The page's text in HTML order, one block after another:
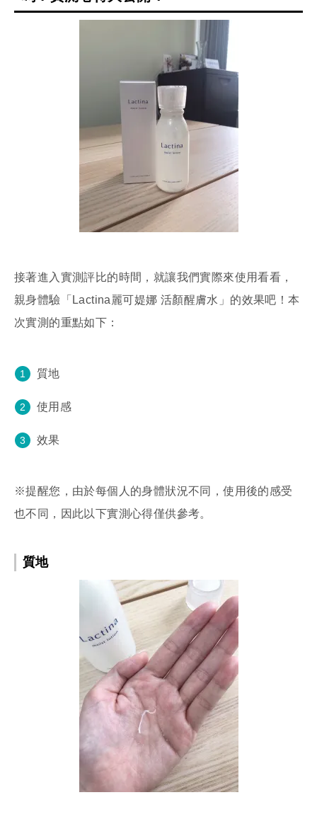
接著進入實測評比的時間，就讓我們實際來使用看看，
親身體驗「Lactina麗可媞娜 活顏醒膚水」的效果吧！本
次實測的重點如下：
質地
使用感
效果
※提醒您，由於每個人的身體狀況不同，使用後的感受
也不同，因此以下實測心得僅供參考。
質地